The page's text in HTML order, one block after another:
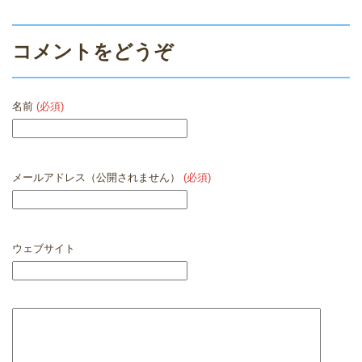
コメントをどうぞ
名前 (必須)
メールアドレス（公開されません） (必須)
ウェブサイト